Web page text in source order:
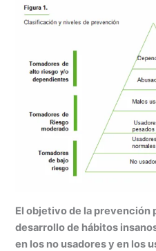
El objetivo de la prevención
desarrollo de hábitos
en los no usadores y en los